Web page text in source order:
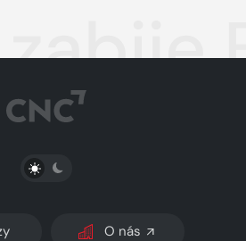
PŘEPNOUT SVĚTLÝ/TMAVÝ REŽIM
O nás